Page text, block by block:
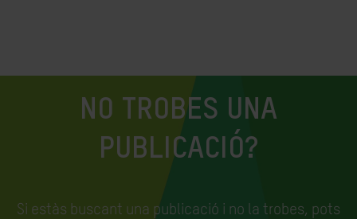
NO TROBES UNA
PUBLICACIÓ?
Si estàs buscant una publicació i no la trobes, pots